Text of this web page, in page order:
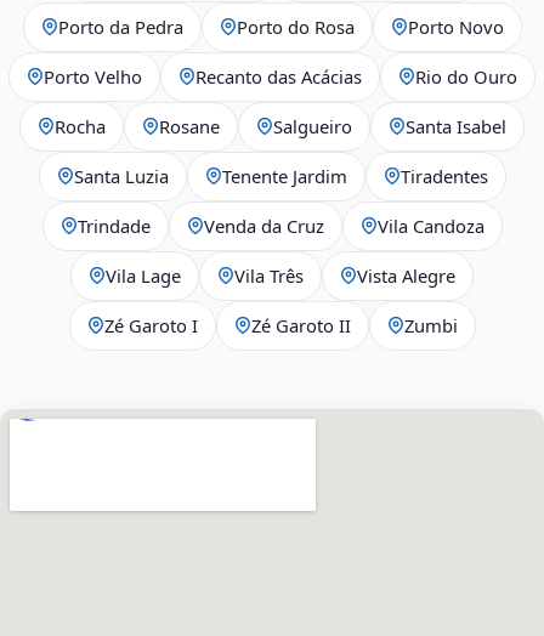
Porto da Pedra Porto do Rosa Porto Novo
Porto Velho Recanto das Acácias Rio do Ouro
Rocha Rosane Salgueiro Santa Isabel
Santa Luzia Tenente Jardim Tiradentes
Trindade Venda da Cruz Vila Candoza
Vila Lage Vila Três Vista Alegre
Zé Garoto I Zé Garoto II Zumbi